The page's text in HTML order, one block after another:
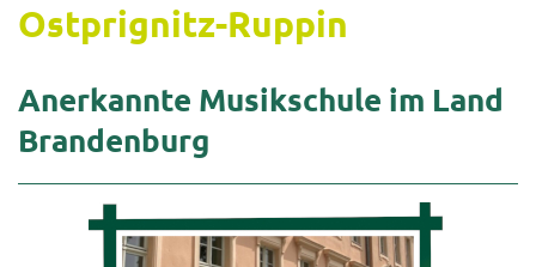
Ostprignitz-​Ruppin
An­er­kann­te Mu­sik­schu­le im Land
Bran­den­burg